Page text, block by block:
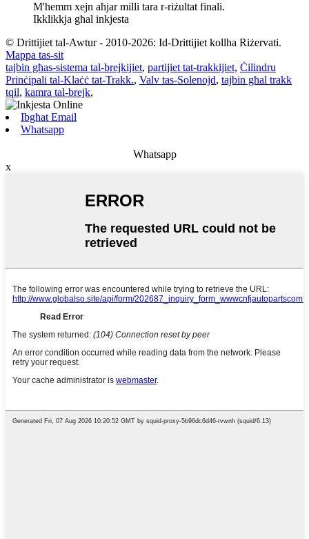
M'hemm xejn aħjar milli tara r-riżultat finali.
Ikklikkja għal inkjesta
© Drittijiet tal-Awtur - 2010-2026: Id-Drittijiet kollha Riżervati.
Mappa tas-sit
tajbin għas-sistema tal-brejkijiet, partijiet tat-trakkijiet, Ċilindru
Prinċipali tal-Klaċċ tat-Trakk., Valv tas-Solenojd, tajbin għal trakk
tqil, kamra tal-brejk,
Ibgħat Email
Whatsapp
Whatsapp
x